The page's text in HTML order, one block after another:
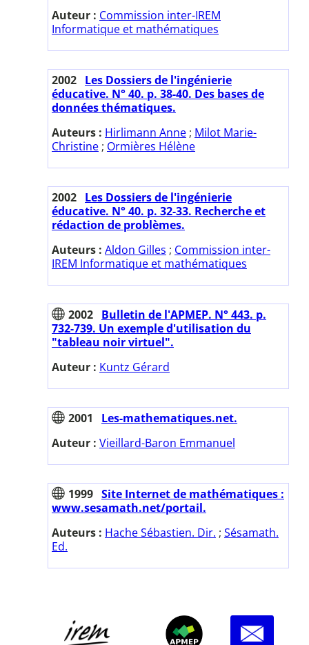
Auteur : Commission inter-IREM
Informatique et mathématiques
2002 Les Dossiers de l'ingénierie
éducative. N° 40. p. 38-40. Des bases de
données thématiques.
Auteurs : Hirlimann Anne ; Milot Marie-
Christine ; Ormières Hélène
2002 Les Dossiers de l'ingénierie
éducative. N° 40. p. 32-33. Recherche et
rédaction de problèmes.
Auteurs : Aldon Gilles ; Commission inter-
IREM Informatique et mathématiques
2002 Bulletin de l'APMEP. N° 443. p.
732-739. Un exemple d'utilisation du
"tableau noir virtuel".
Auteur : Kuntz Gérard
2001
Les-mathematiques.net.
Auteur : Vieillard-Baron Emmanuel
1999 Site Internet de mathématiques :
www.sesamath.net/portail.
Auteurs : Hache Sébastien. Dir. ; Sésamath.
Ed.